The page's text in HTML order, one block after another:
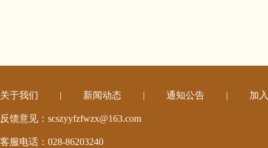
关于我们 | 新闻动态 | 通知公告 | 加
反馈意见：scszyyfzfwzx@163.com
客服电话：028-86203240